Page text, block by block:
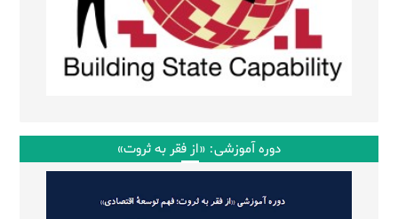
دوره آموزشی: «از فقر به ثروت»